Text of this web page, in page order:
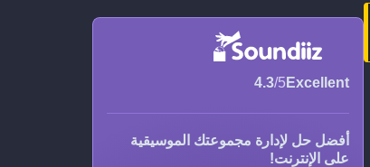
Excellent
4.3/5
أفضل حل لإدارة مجموعتك الموسيقية
على الإنترنت!